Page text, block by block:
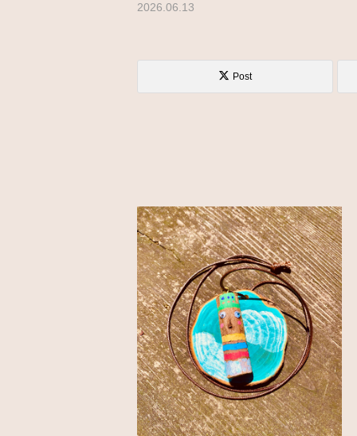
2026.06.13
Post